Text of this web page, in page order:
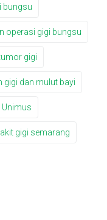
bungsu
operasi gigi bungsu
gigi
gigi dan mulut bayi
gigi semarang